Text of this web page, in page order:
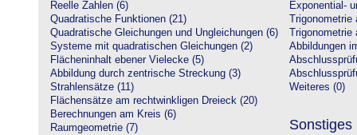
Reelle Zahlen (6)
Quadratische Funktionen (21)
Quadratische Gleichungen und Ungleichungen (6)
Systeme mit quadratischen Gleichungen (2)
Flächeninhalt ebener Vielecke (5)
Abbildung durch zentrische Streckung (3)
Strahlensätze (11)
Flächensätze am rechtwinkligen Dreieck (20)
Berechnungen am Kreis (6)
Raumgeometrie (7)
Exponential-
Abbildungen
Weiteres (0)
Sonstiges